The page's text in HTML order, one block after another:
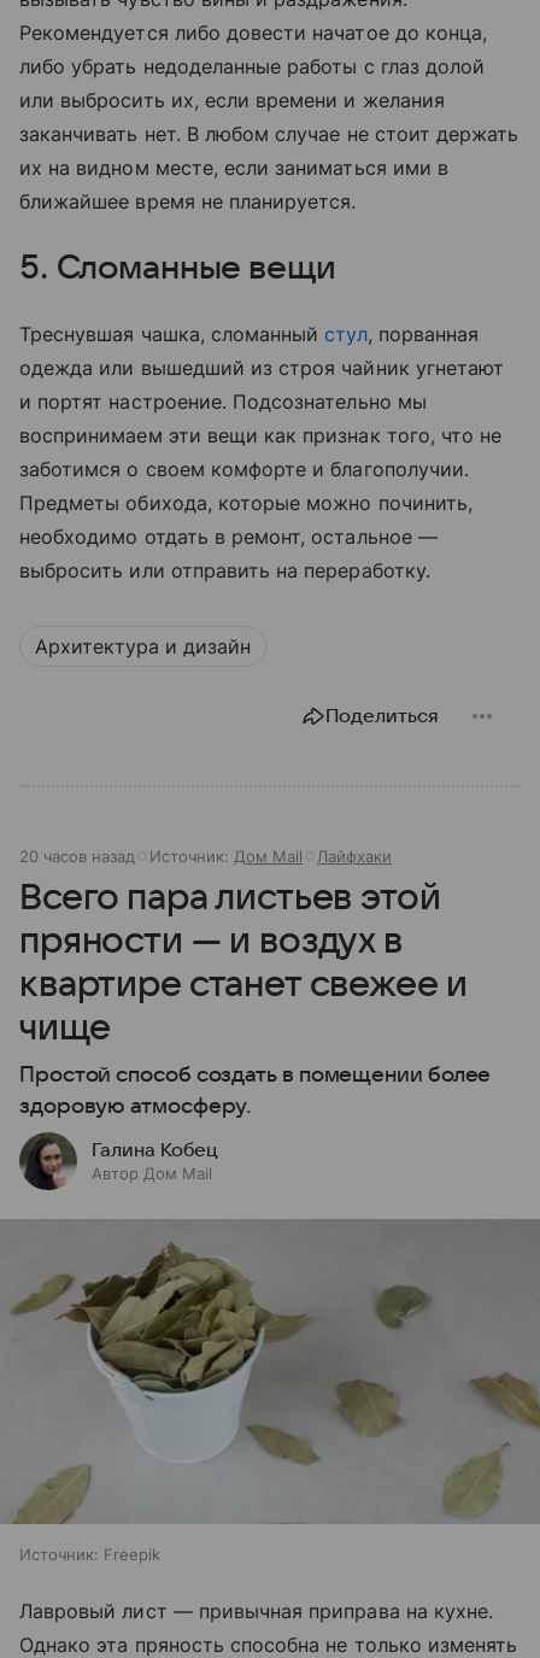
Рекомендуется либо довести начатое до конца,
либо убрать недоделанные работы с глаз долой
или выбросить их, если времени и желания
заканчивать нет. В любом случае не стоит держать
их на видном месте, если заниматься ими в
ближайшее время не планируется.
5. Сломанные вещи
Треснувшая чашка, сломанныйстул, порванная
одежда или вышедший из строя чайник угнетают
и портят настроение. Подсознательно мы
воспринимаем эти вещи как признак того, что не
заботимся о своем комфорте и благополучии.
Предметы обихода, которые можно починить,
необходимо отдать в ремонт, остальное —
выбросить или отправить на переработку.
Архитектура и дизайн
Поделиться
20 часов назад Источник: Дом Mail Лайфхаки
Всего пара листьев этой
пряности — и воздух в
квартире станет свежее и
чище
Простой способ создать в помещении более
здоровую атмосферу.
Галина Кобец
Автор Дом Mail
Источник: Freepik
Лавровый лист — привычная приправа на кухне.
Однако эта пряность способна не только изменять